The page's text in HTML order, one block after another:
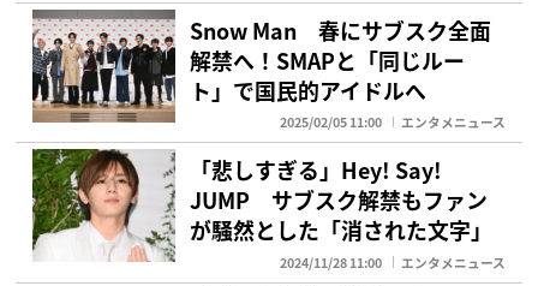
Snow Man 春にサブスク全面
解禁へ！SMAPと「同じルー
ト」で国民的アイドルへ
2025/02/05 11:00 エンタメニュース
「悲しすぎる」Hey! Say!
JUMP サブスク解禁もファン
が騒然とした「消された文字」
2024/11/28 11:00 エンタメニュース